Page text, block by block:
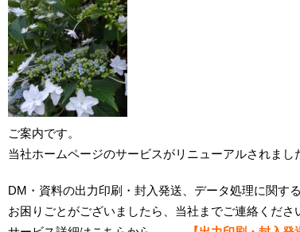
ご案内です。
当社ホームページのサービスがリニューアルされまし
DM・資料の出力印刷・封入発送、データ処理に関す
お困りごとがございましたら、当社までご連絡くださ